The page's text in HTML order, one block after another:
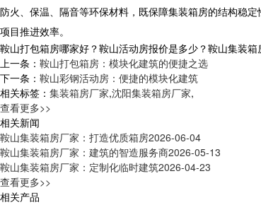
防火、保温、隔音等环保材料，既保障集装箱房的结构稳
项目推进效率。
鞍山打包箱房哪家好？鞍山活动房报价是多少？鞍山集装
上一条： 鞍山打包箱房：模块化建筑的便捷之选
下一条： 鞍山彩钢活动房：便捷的模块化建筑
相关标签： 集装箱房厂家,沈阳集装箱房厂家,
查看更多>>
相关新闻
鞍山集装箱房厂家：打造优质箱房2026-06-04
鞍山集装箱房厂家：建筑的智造服务商2026-05-13
鞍山集装箱房厂家：定制化临时建筑2026-04-23
查看更多>>
相关产品